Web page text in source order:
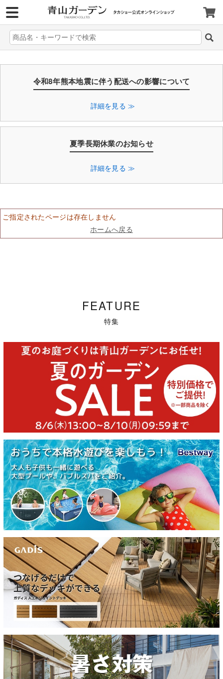
令和8年熊本地震に伴う配送への影響について
詳細を見る ≫
夏季長期休業のお知らせ
詳細を見る ≫
ご指定されたページは存在しません
ホームへ戻る
FEATURE
特集